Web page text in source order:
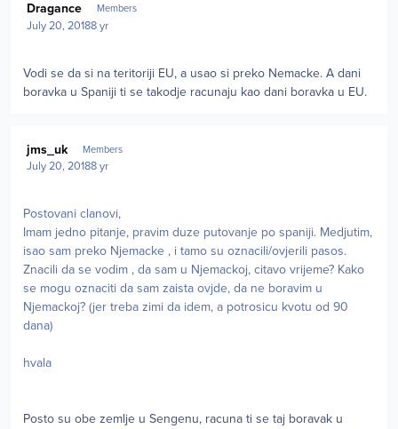
Dragance Members
July 20, 20188 yr
Vodi se da si na teritoriji EU, a usao si preko Nemacke. A dani
boravka u Spaniji ti se takodje racunaju kao dani boravka u EU.
jms_uk Members
July 20, 20188 yr
Postovani clanovi,
Imam jedno pitanje, pravim duze putovanje po spaniji. Medjutim,
isao sam preko Njemacke , i tamo su oznacili/ovjerili pasos.
Znacili da se vodim , da sam u Njemackoj, citavo vrijeme? Kako
se mogu oznaciti da sam zaista ovjde, da ne boravim u
Njemackoj? (jer treba zimi da idem, a potrosicu kvotu od 90
dana)
hvala
Posto su obe zemlje u Sengenu, racuna ti se taj boravak u